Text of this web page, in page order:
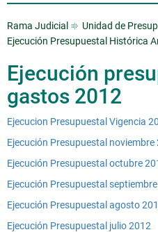
Rama Judicial Unidad de
Ejecución Presupuestal Histórica
Ejecución
gastos 2012
Ejecucion Presupuestal Vigencia
Ejecución Presupuestal noviembre
Ejecución Presupuestal octubre
Ejecución Presupuestal
Ejecución Presupuestal agosto
Ejecución Presupuestal julio 2012